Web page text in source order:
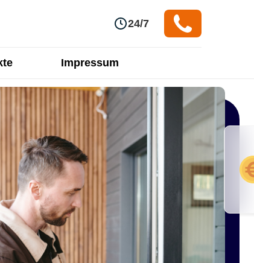
24/7
Impressum